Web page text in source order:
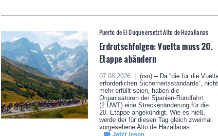
Puerto de El Duque ersetzt Alto de Hazallanas
Erdrutschfolgen: Vuelta muss 20.
Etappe abändern
07.08.2026 |
(rsn) – Da “die für die
erforderlichen Sicherheitsstandards“, nicht
mehr erfüllt seien, haben die
Organisatoren der Spanien-Rundfahrt
(2.UWT) eine Streckenänderung für die
20. Etappe angekündigt. Wie es hieß,
werde der für diesen Tag gleich zweimal
vorgesehene Alto de Hazallanas...
Jetzt lesen